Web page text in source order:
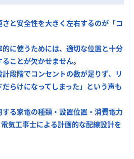
と安全性を大きく左右するのが「コ
に使うためには、適切な位置と十分
ことが欠かせません。
段階でコンセントの数が足りず、リ
らけになってしまった」という声も
る家電の種類・設置位置・消費電力
気工事士による計画的な配線設計を